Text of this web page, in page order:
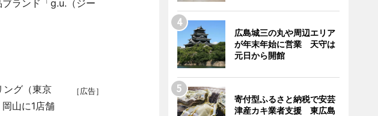
ランド「g.u.（ジー
［広告］
グ（東京
山に1店舗
広島城三の丸や周辺エリア
が年末年始に営業 天守は
元日から開館
寄付型ふるさと納税で安芸
津産カキ業者支援 東広島